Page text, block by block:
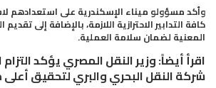
وأكد مسؤولو ميناء الإسكندرية على استعدادهم
كافة التدابير الاحترازية اللازمة، بالإضافة إلى
المعنية لضمان سلامة العملية.
اقرأ أيضاً:وزير النقل المصري يؤكد التزام
شركة النقل البحري والبري لتحقيق